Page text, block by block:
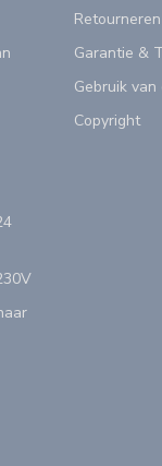
Garantie &
Gebruik
Copyright